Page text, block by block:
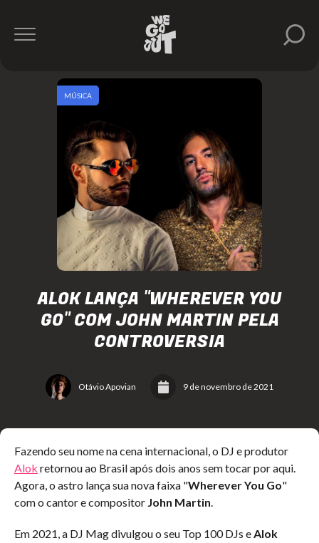
ALOK LANÇA "WHEREVER YOU
GO" COM JOHN MARTIN PELA
CONTROVERSIA
Otávio Apovian 9 de novembro de 2021
MÚSICA
Fazendo seu nome na cena internacional, o DJ e produtor
Alok retornou ao Brasil após dois anos sem tocar por aqui.
Agora, o astro lança sua nova faixa "Wherever You Go"
com o cantor e compositor John Martin.
Em 2021, a DJ Mag divulgou o seu Top 100 DJs eAlok